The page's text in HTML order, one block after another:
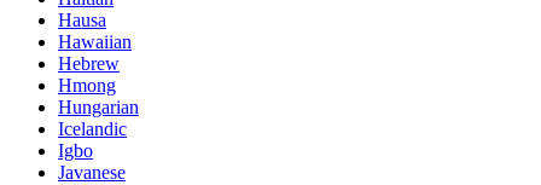
Hausa
Hawaiian
Hebrew
Hmong
Hungarian
Icelandic
Igbo
Javanese